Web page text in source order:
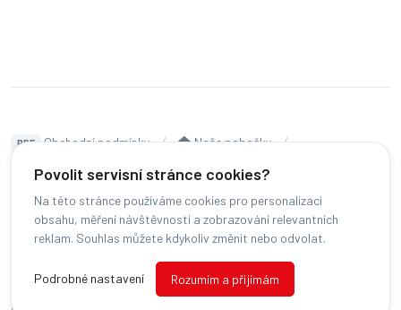
Povolit servisní stránce cookies?
Na této stránce používáme cookies pro personalizaci
obsahu, měření návštěvnosti a zobrazování relevantních
reklam. Souhlas můžete kdykoliv změnit nebo odvolat.
Podrobné nastavení Rozumím a přijímám
PDF Obchodní podmínky
Naše pobočky
Čeština
Všechna práva vyhrazena.
Změnit preference cookies
Běžíme na